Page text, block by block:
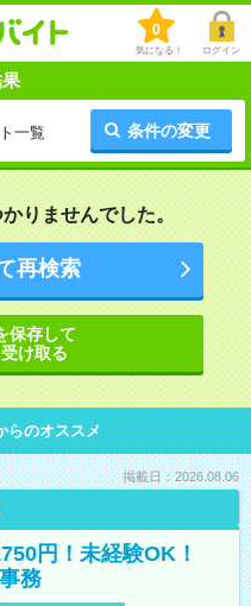
0
気になる！ ログイン
一覧 条件の変更
りませんでした。
再検索
保存して
け取る
らのオススメ
掲載日：2026.08.06
円！未経験OK！
務